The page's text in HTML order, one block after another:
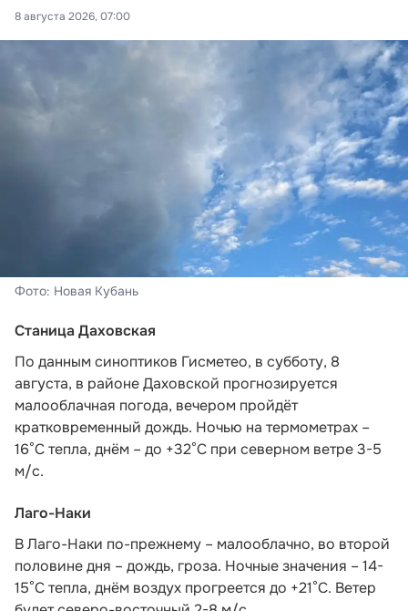
8 августа 2026, 07:00
Фото: Новая Кубань
Станица Даховская
По данным синоптиков Гисметео, в субботу, 8
августа, в районе Даховской прогнозируется
малооблачная погода, вечером пройдёт
кратковременный дождь. Ночью на термометрах –
16°C тепла, днём – до +32°C при северном ветре 3-5
м/с.
Лаго-Наки
В Лаго-Наки по-прежнему – малооблачно, во второй
половине дня – дождь, гроза. Ночные значения – 14-
15°С тепла, днём воздух прогреется до +21°С. Ветер